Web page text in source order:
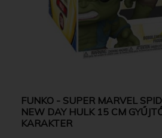
FUNKO - SUPER MARVEL
NEW DAY HULK 15 CM
KARAKTER